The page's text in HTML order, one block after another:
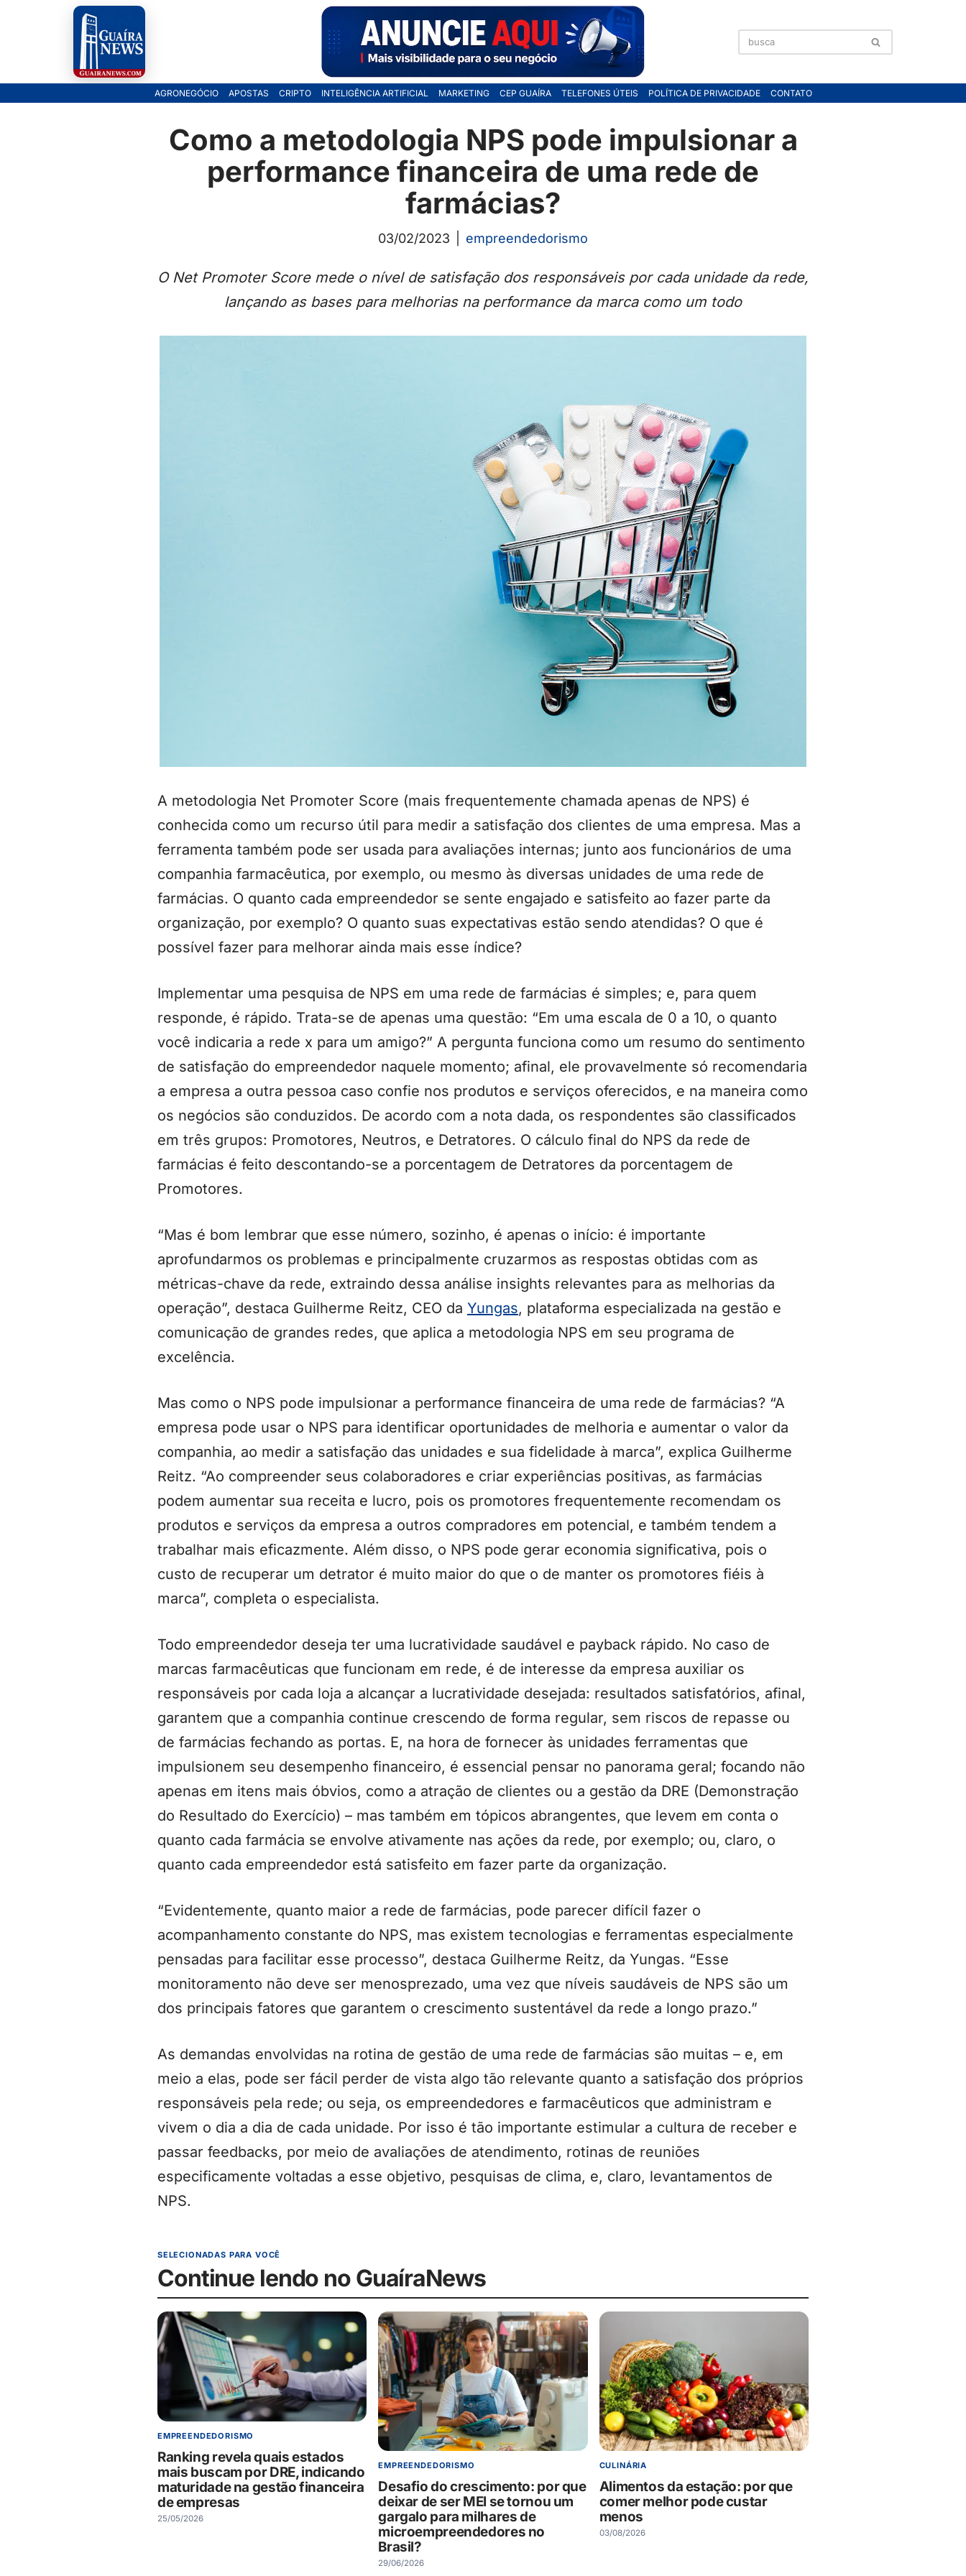
AGRONEGÓCIO APOSTAS CRIPTO INTELIGÊNCIA ARTIFICIAL MARKETING CEP GUAÍRA TELEFONES ÚTEIS POLÍTICA DE PRIVACIDADE CONTATO
Como a metodologia NPS pode impulsionar a
performance financeira de uma rede de
farmácias?
03/02/2023 empreendedorismo
O Net Promoter Score mede o nível de satisfação dos responsáveis por cada unidade da rede,
lançando as bases para melhorias na performance da marca como um todo
A metodologia Net Promoter Score (mais frequentemente chamada apenas de NPS) é
conhecida como um recurso útil para medir a satisfação dos clientes de uma empresa. Mas a
ferramenta também pode ser usada para avaliações internas; junto aos funcionários de uma
companhia farmacêutica, por exemplo, ou mesmo às diversas unidades de uma rede de
farmácias. O quanto cada empreendedor se sente engajado e satisfeito ao fazer parte da
organização, por exemplo? O quanto suas expectativas estão sendo atendidas? O que é
possível fazer para melhorar ainda mais esse índice?
Implementar uma pesquisa de NPS em uma rede de farmácias é simples; e, para quem
responde, é rápido. Trata-se de apenas uma questão: “Em uma escala de 0 a 10, o quanto
você indicaria a rede x para um amigo?” A pergunta funciona como um resumo do sentimento
de satisfação do empreendedor naquele momento; afinal, ele provavelmente só recomendaria
a empresa a outra pessoa caso confie nos produtos e serviços oferecidos, e na maneira como
os negócios são conduzidos. De acordo com a nota dada, os respondentes são classificados
em três grupos: Promotores, Neutros, e Detratores. O cálculo final do NPS da rede de
farmácias é feito descontando-se a porcentagem de Detratores da porcentagem de
Promotores.
“Mas é bom lembrar que esse número, sozinho, é apenas o início: é importante
aprofundarmos os problemas e principalmente cruzarmos as respostas obtidas com as
métricas-chave da rede, extraindo dessa análise insights relevantes para as melhorias da
operação”, destaca Guilherme Reitz, CEO da Yungas, plataforma especializada na gestão e
comunicação de grandes redes, que aplica a metodologia NPS em seu programa de
excelência.
Mas como o NPS pode impulsionar a performance financeira de uma rede de farmácias? “A
empresa pode usar o NPS para identificar oportunidades de melhoria e aumentar o valor da
companhia, ao medir a satisfação das unidades e sua fidelidade à marca”, explica Guilherme
Reitz. “Ao compreender seus colaboradores e criar experiências positivas, as farmácias
podem aumentar sua receita e lucro, pois os promotores frequentemente recomendam os
produtos e serviços da empresa a outros compradores em potencial, e também tendem a
trabalhar mais eficazmente. Além disso, o NPS pode gerar economia significativa, pois o
custo de recuperar um detrator é muito maior do que o de manter os promotores fiéis à
marca”, completa o especialista.
Todo empreendedor deseja ter uma lucratividade saudável e payback rápido. No caso de
marcas farmacêuticas que funcionam em rede, é de interesse da empresa auxiliar os
responsáveis por cada loja a alcançar a lucratividade desejada: resultados satisfatórios, afinal,
garantem que a companhia continue crescendo de forma regular, sem riscos de repasse ou
de farmácias fechando as portas. E, na hora de fornecer às unidades ferramentas que
impulsionem seu desempenho financeiro, é essencial pensar no panorama geral; focando não
apenas em itens mais óbvios, como a atração de clientes ou a gestão da DRE (Demonstração
do Resultado do Exercício) – mas também em tópicos abrangentes, que levem em conta o
quanto cada farmácia se envolve ativamente nas ações da rede, por exemplo; ou, claro, o
quanto cada empreendedor está satisfeito em fazer parte da organização.
“Evidentemente, quanto maior a rede de farmácias, pode parecer difícil fazer o
acompanhamento constante do NPS, mas existem tecnologias e ferramentas especialmente
pensadas para facilitar esse processo”, destaca Guilherme Reitz, da Yungas. “Esse
monitoramento não deve ser menosprezado, uma vez que níveis saudáveis de NPS são um
dos principais fatores que garantem o crescimento sustentável da rede a longo prazo.”
As demandas envolvidas na rotina de gestão de uma rede de farmácias são muitas – e, em
meio a elas, pode ser fácil perder de vista algo tão relevante quanto a satisfação dos próprios
responsáveis pela rede; ou seja, os empreendedores e farmacêuticos que administram e
vivem o dia a dia de cada unidade. Por isso é tão importante estimular a cultura de receber e
passar feedbacks, por meio de avaliações de atendimento, rotinas de reuniões
especificamente voltadas a esse objetivo, pesquisas de clima, e, claro, levantamentos de
NPS.
SELECIONADAS PARA VOCÊ
Continue lendo no GuaíraNews
EMPREENDEDORISMO
Ranking revela quais estados
mais buscam por DRE, indicando
maturidade na gestão financeira
de empresas
25/05/2026
EMPREENDEDORISMO
Desafio do crescimento: por que
deixar de ser MEI se tornou um
gargalo para milhares de
microempreendedores no
Brasil?
29/06/2026
CULINÁRIA
Alimentos da estação: por que
comer melhor pode custar
menos
03/08/2026